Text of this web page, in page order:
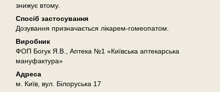
знижує втому.
Спосіб застосування
Дозування призначається лікарем-гомеопатом.
Виробник
ФОП Богук Я.В., Аптека №1 «Київська аптекарська
мануфактура»
Адреса
м. Київ, вул. Білоруська 17